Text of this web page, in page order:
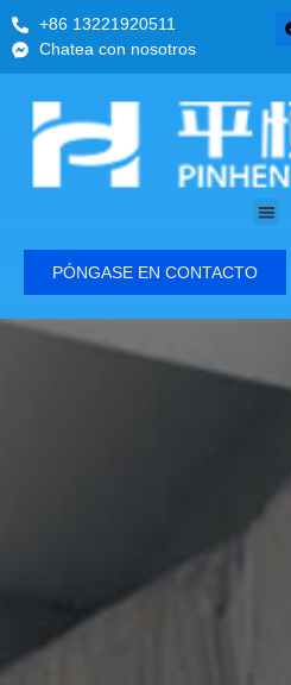
+86 13221920511
Chatea con nosotros
PÓNGASE EN CONTACTO